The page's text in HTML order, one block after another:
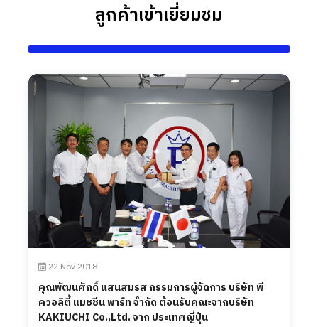
ลูกค้าเข้าเยี่ยมชม
22 Nov 2018
คุณพัฒนศักดิ์ แสนสมรส กรรมการผู้จัดการ บริษัท พี
ควอลิตี้ แมชชีน พาร์ท จำกัด ต้อนรับคณะจากบริษัท
KAKIUCHI Co.,Ltd. จาก ประเทศญี่ปุ่น